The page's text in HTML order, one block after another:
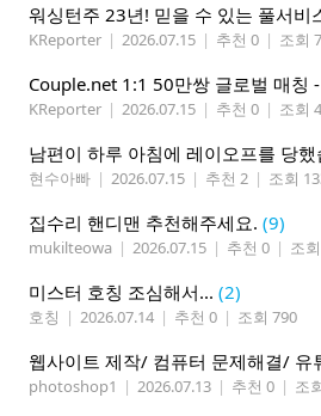
워싱턴주 23년! 믿을 수 있는 풀서비
KReporter | 2026.07.15 | 추천 0 | 조회
KReporter | 2026.07.15 | 추천 0 | 조회
현수아빠 | 2026.07.15 | 추천 2 | 조회
집수리 핸디맨 추천해주세요. (9)
mukilteowa | 2026.07.15 | 추천 0 | 조
미스터 호칭 조심해서... (2)
호칭 | 2026.07.14 | 추천 0 | 조회 790
photoshop1 | 2026.07.13 | 추천 0 | 조